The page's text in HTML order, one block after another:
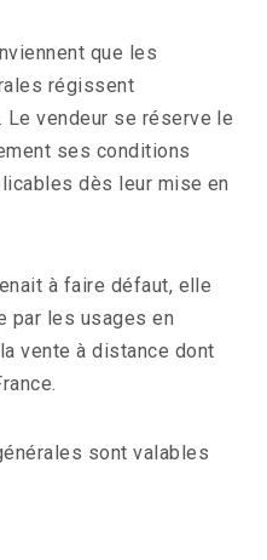
que les
régissent
vendeur se réserve le
ses conditions
dès leur mise en
à faire défaut, elle
par les usages en
vente à distance dont
sont valables